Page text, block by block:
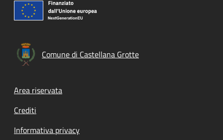
Comune di Castellana Grotte
Footer menu
Area riservata
Crediti
Informativa privacy